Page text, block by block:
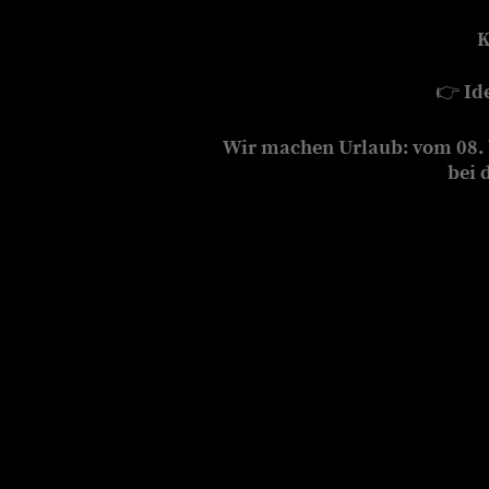
👉
Wir machen Urlaub: vom 08.
bei